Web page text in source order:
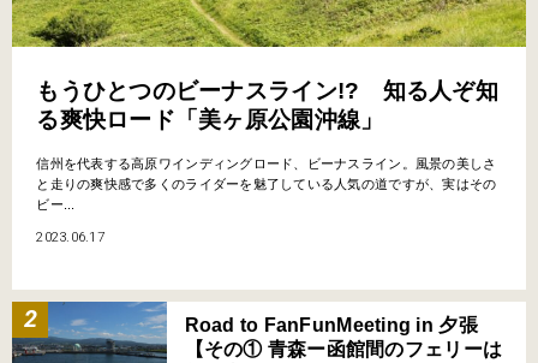
もうひとつのビーナスライン!? 知る人ぞ知
る爽快ロード「美ヶ原公園沖線」
信州を代表する高原ワインディングロード、ビーナスライン。風景の美しさ
と走りの爽快感で多くのライダーを魅了している人気の道ですが、実はその
ビー...
2023.06.17
Road to FanFunMeeting in 夕張
【その① 青森ー函館間のフェリーは